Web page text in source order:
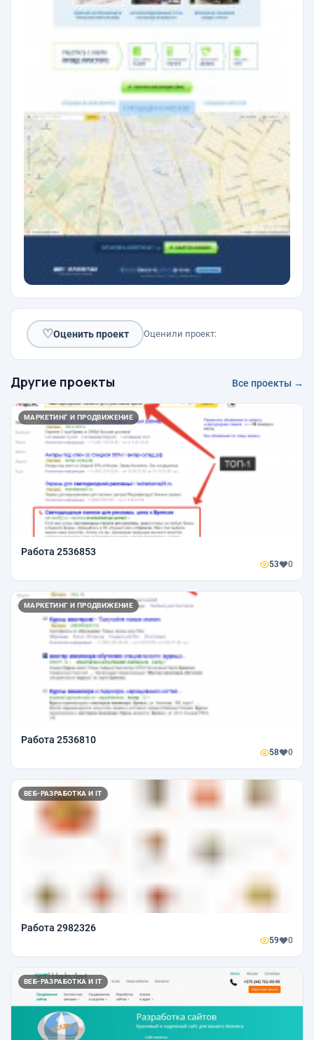
♡Оценить проект Оценили проект:
Другие проекты Все проекты →
МАРКЕТИНГ И ПРОДВИЖЕНИЕ
Работа 2536853
53 0
МАРКЕТИНГ И ПРОДВИЖЕНИЕ
Работа 2536810
58 0
ВЕБ-РАЗРАБОТКА И IT
Работа 2982326
59 0
ВЕБ-РАЗРАБОТКА И IT